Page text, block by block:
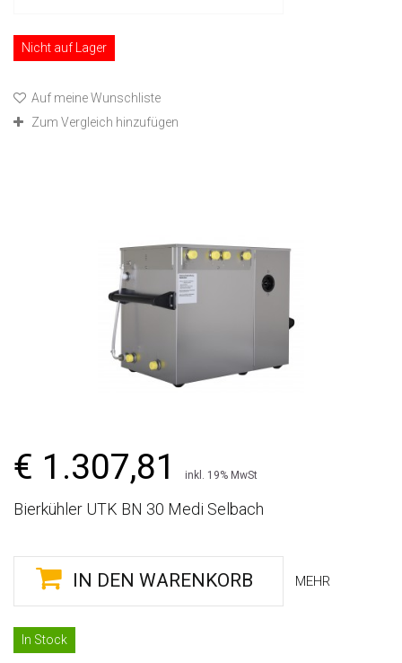
Nicht auf Lager
Auf meine Wunschliste
Zum Vergleich hinzufügen
€ 1.307,81 inkl. 19% MwSt
Bierkühler UTK BN 30 Medi Selbach
IN DEN WARENKORB MEHR
In Stock